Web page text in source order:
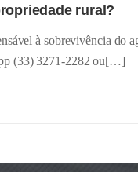
rural?
à sobrevivência do
(33) 3271-2282 ou[…]